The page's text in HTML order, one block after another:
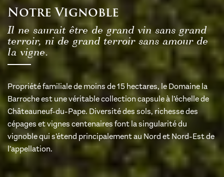
Notre Vignoble
Il ne saurait être de grand vin sans grand
terroir, ni de grand terroir sans amour de
la vigne.
Propriété familiale de moins de 15 hectares, le Domaine la
Barroche est une véritable collection capsule à l’échelle de
Châteauneuf-du-Pape. Diversité des sols, richesse des
cépages et vignes centenaires font la singularité du
vignoble qui s’étend principalement au Nord et Nord-Est de
l’appellation.